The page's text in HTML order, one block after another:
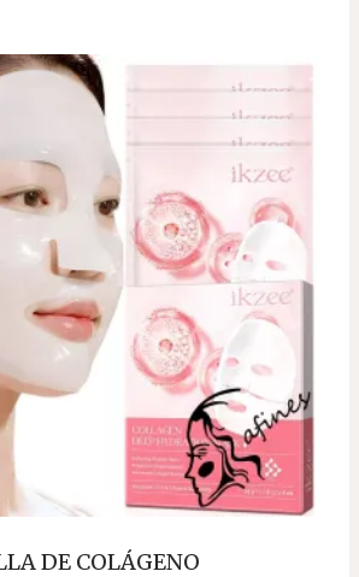
DE COLÁGENO